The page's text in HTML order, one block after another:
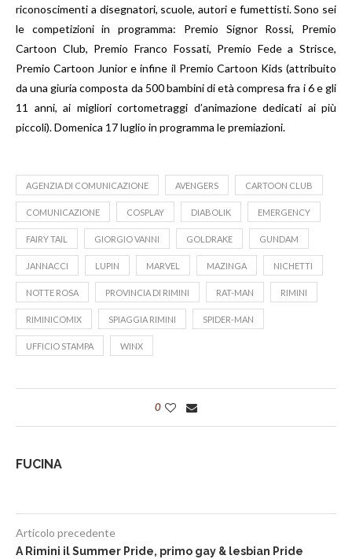
riconoscimenti a disegnatori, scuole, autori e fumettisti. Sono sei
le competizioni in programma: Premio Signor Rossi, Premio
Cartoon Club, Premio Franco Fossati, Premio Fede a Strisce,
Premio Cartoon Junior e infine il Premio Cartoon Kids (attribuito
da una giuria composta da 500 bambini di età compresa fra i 6 e gli
11 anni, ai migliori cortometraggi d’animazione dedicati ai più
piccoli). Domenica 17 luglio in programma le premiazioni.
AGENZIA DI COMUNICAZIONE AVENGERS CARTOON CLUB
COMUNICAZIONE COSPLAY DIABOLIK EMERGENCY
FAIRY TAIL GIORGIO VANNI GOLDRAKE GUNDAM
JANNACCI LUPIN MARVEL MAZINGA NICHETTI
NOTTE ROSA PROVINCIA DI RIMINI RAT-MAN RIMINI
RIMINICOMIX SPIAGGIA RIMINI SPIDER-MAN
UFFICIO STAMPA WINX
0
FUCINA
Articolo precedente
A Rimini il Summer Pride, primo gay & lesbian Pride